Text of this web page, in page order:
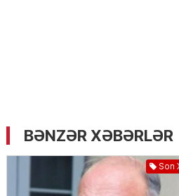
BƏNZƏR XƏBƏRLƏR
Son